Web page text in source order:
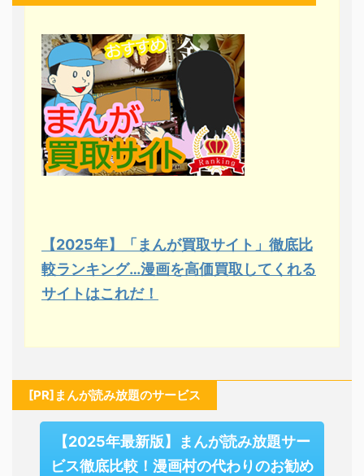
【2025年】「まんが買取サイト」徹底比
較ランキング…漫画を高価買取してくれる
サイトはこれだ！
[PR]まんが読み放題のサービス
【2025年最新版】まんが読み放題サー
ビス徹底比較！漫画村の代わりのお勧め